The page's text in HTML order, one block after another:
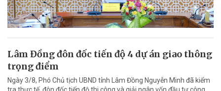
Lâm Đồng đôn đốc tiến độ 4 dự án giao thông
trọng điểm
Ngày 3/8, Phó Chủ tịch UBND tỉnh Lâm Đồng Nguyễn Minh đã kiểm
tra thực tế, đôn đốc tiến độ thi công và giải ngân vốn đầu tư công